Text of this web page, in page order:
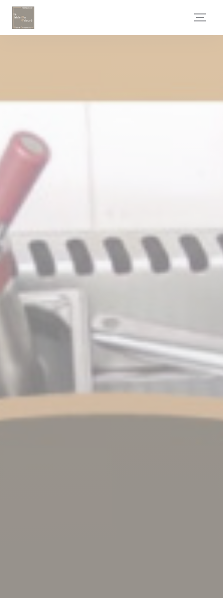
Personnalisation de vos choix en matière de cookies